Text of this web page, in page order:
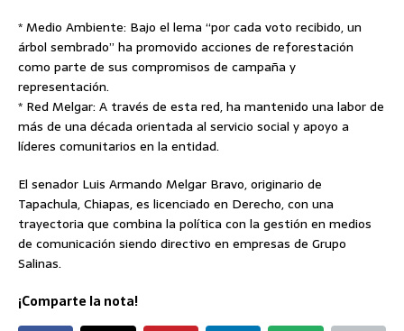
* Medio Ambiente: Bajo el lema “por cada voto recibido, un
árbol sembrado” ha promovido acciones de reforestación
como parte de sus compromisos de campaña y
representación.
* Red Melgar: A través de esta red, ha mantenido una labor de
más de una década orientada al servicio social y apoyo a
líderes comunitarios en la entidad.
El senador Luis Armando Melgar Bravo, originario de
Tapachula, Chiapas, es licenciado en Derecho, con una
trayectoria que combina la política con la gestión en medios
de comunicación siendo directivo en empresas de Grupo
Salinas.
¡Comparte la nota!